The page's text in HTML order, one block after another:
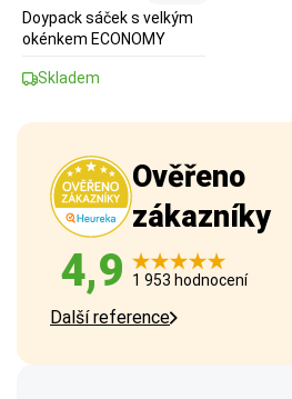
Doypack sáček s velkým
okénkem ECONOMY
Skladem
Ověřeno
zákazníky
4,9 1 953 hodnocení
Další reference